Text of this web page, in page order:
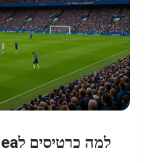
למה כרטיסים לChelsea כל כך יקרים?